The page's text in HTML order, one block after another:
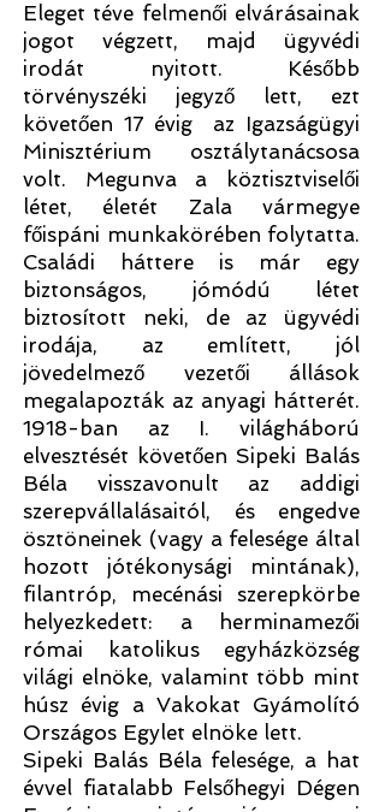
Eleget téve felmenői elvárásainak
jogot végzett, majd ügyvédi
irodát nyitott. Később
törvényszéki jegyző lett, ezt
követően 17 évig az Igazságügyi
Minisztérium osztálytanácsosa
volt. Megunva a köztisztviselői
létet, életét Zala vármegye
főispáni munkakörében folytatta.
Családi háttere is már egy
biztonságos, jómódú létet
biztosított neki, de az ügyvédi
irodája, az említett, jól
jövedelmező vezetői állások
megalapozták az anyagi hátterét.
1918-ban az I. világháború
elvesztését követően Sipeki Balás
Béla visszavonult az addigi
szerepvállalásaitól, és engedve
ösztöneinek (vagy a felesége által
hozott jótékonysági mintának),
filantróp, mecénási szerepkörbe
helyezkedett: a herminamezői
római katolikus egyházközség
világi elnöke, valamint több mint
húsz évig a Vakokat Gyámolító
Országos Egylet elnöke lett.
Sipeki Balás Béla felesége, a hat
évvel fiatalabb Felsőhegyi Dégen